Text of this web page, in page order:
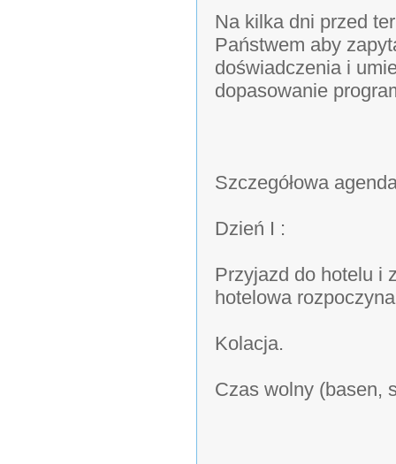
Na kilka dni przed
Państwem aby
doświadczenia i
dopasowanie
Szczegółowa
Dzień I :
Przyjazd do hotelu i
hotelowa
Kolacja.
Czas wolny (basen,